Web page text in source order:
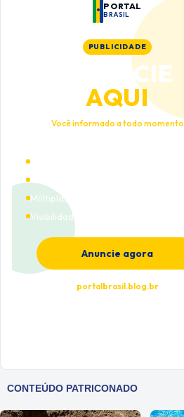
PORTAL
BRASIL
PUBLICIDADE
ANUNCIE
AQUI
Você informado a todo momento
Múltiplas categorias
Visibilidade premium
Anuncie agora
portalbrasil.blog.br